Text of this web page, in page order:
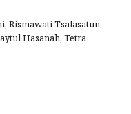
Rismawati Tsalasatun
Hasanah, Tetra